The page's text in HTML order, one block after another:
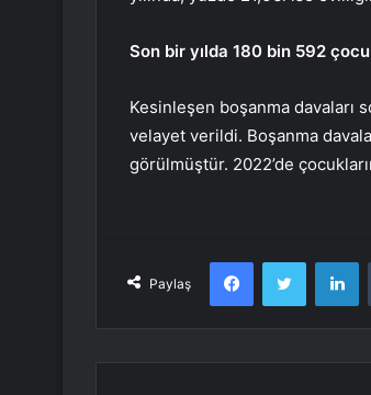
Son bir yılda 180 bin 592
Kesinleşen boşanma davaları
velayet verildi. Boşanma
görülmüştür. 2022’de
Paylaş
FacebookTwitter